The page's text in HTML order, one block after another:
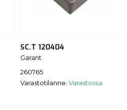
SC.T 120404
Garant
260765
Varastotilanne: Varastossa